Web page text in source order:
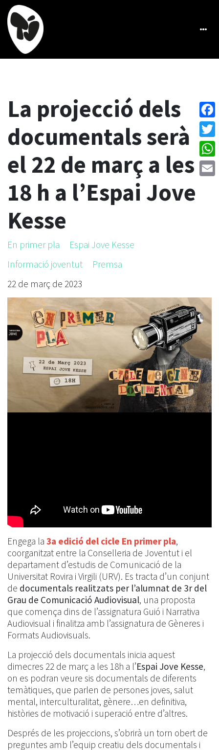
La projecció dels
documentals serà
el 22 de març a les
18 h a l’Espai Jove
Kesse
En primer pla
Espai Jove Kesse
Informació joventut
Premsa
22 de març de 2023
Engega la 3a edició del cicle En primer pla,
coorganitzat entre la Conselleria de Joventut i el
departament d’estudis de Comunicació de la
Universitat Rovira i Virgili (URV). Es tracta d’un conjunt
de documentals realitzats per l’alumnat de 3r del
Grau de Comunicació Audiovisual, una proposta
que comença dins de l’assignatura Guió i Narrativa
Audiovisual i finalitza amb l’assignatura de Gèneres i
Formats Audiovisuals.
La projecció dels documentals inicia aquest
dimecres 22 de març a les 18h a l’Espai Jove Kesse,
on es podran veure sis documentals de diferents
temàtiques, que parlen de persones joves, salut
mental, interculturalitat, gènere…en definitiva,
històries de motivació i superació entre d’altres.
Després de les projeccions, s’obrirà un torn obert de
preguntes amb l’equip creatiu dels documentals i